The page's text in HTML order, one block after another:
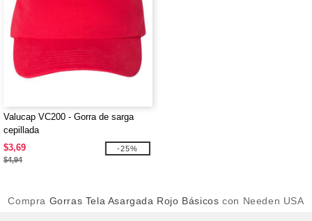
Valucap VC200 - Gorra de sarga
cepillada
$3,69
$4,94
-25%
Compra Gorras Tela Asargada Rojo Básicos con Needen USA